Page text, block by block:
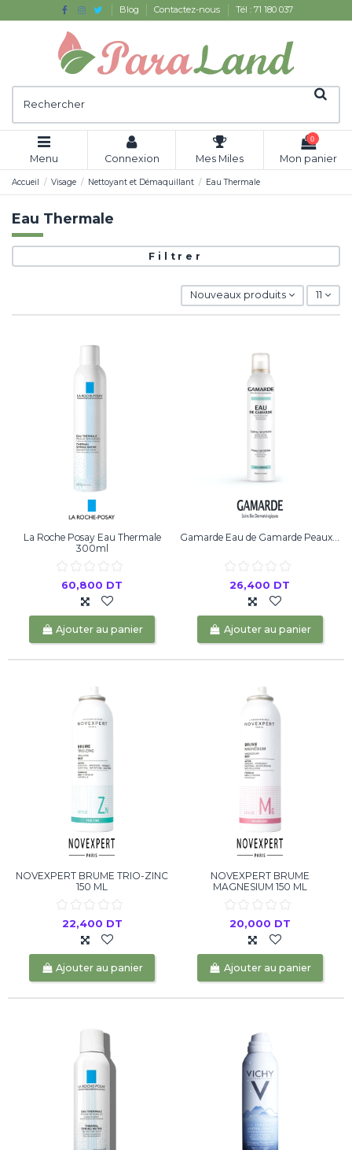
Blog Contactez-nous Tél : 71 180 037
Menu Connexion Mes Miles
0
Mon panier
Accueil Visage Nettoyant et Démaquillant Eau Thermale
Eau Thermale
Filtrer
Nouveaux produits 11
La Roche Posay Eau Thermale
300ml
60,800 DT
Ajouter au panier
Gamarde Eau de Gamarde Peaux...
26,400 DT
Ajouter au panier
NOVEXPERT BRUME TRIO-ZINC
150 ML
22,400 DT
Ajouter au panier
NOVEXPERT BRUME
MAGNESIUM 150 ML
20,000 DT
Ajouter au panier